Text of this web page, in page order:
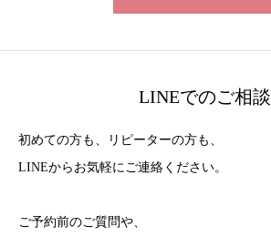
LINEでのご相談
初めての方も、リピーターの方も、
LINEからお気軽にご連絡ください。
ご予約前のご質問や、